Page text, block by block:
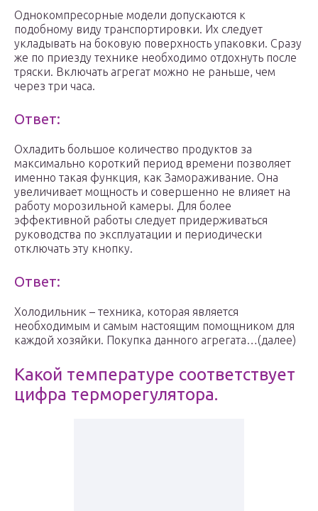
Однокомпресорные модели допускаются к
подобному виду транспортировки. Их следует
укладывать на боковую поверхность упаковки. Сразу
же по приезду технике необходимо отдохнуть после
тряски. Включать агрегат можно не раньше, чем
через три часа.
Ответ:
Охладить большое количество продуктов за
максимально короткий период времени позволяет
именно такая функция, как Замораживание. Она
увеличивает мощность и совершенно не влияет на
работу морозильной камеры. Для более
эффективной работы следует придерживаться
руководства по эксплуатации и периодически
отключать эту кнопку.
Ответ:
Холодильник – техника, которая является
необходимым и самым настоящим помощником для
каждой хозяйки. Покупка данного агрегата…(далее)
Какой температуре соответствует
цифра терморегулятора.